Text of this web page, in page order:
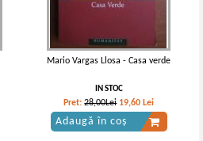
Mario Vargas Llosa - Casa verde
IN STOC
Pret:28,00Lei 19,60 Lei
Adaugă în coș